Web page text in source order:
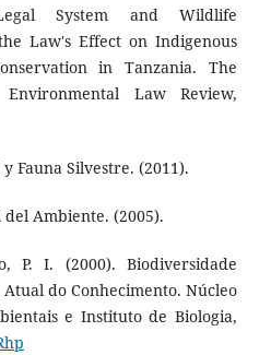
System and Wildlife
Law's Effect on Indigenous
in Tanzania. The
Law Review,
Fauna Silvestre. (2011).
del Ambiente. (2005).
P. I. (2000). Biodiversidade
do Conhecimento. Núcleo
e Instituto de Biologia,